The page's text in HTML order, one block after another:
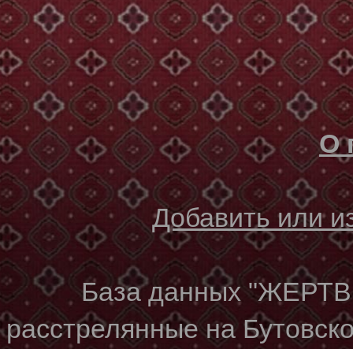
О
Добавить или
База данных
расстрелянные на